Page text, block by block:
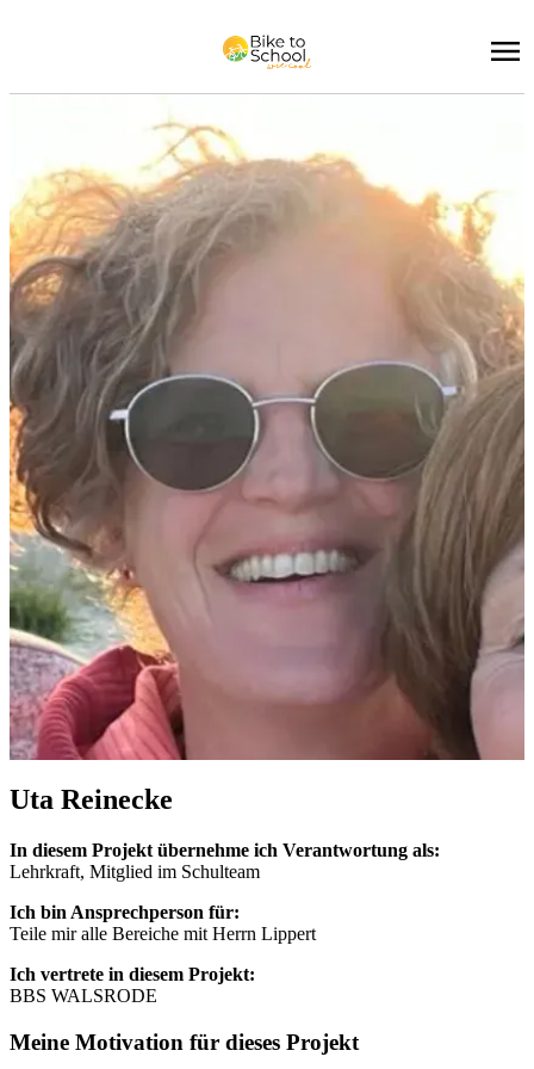
Uta Rei­ne­cke
In die­sem Pro­jekt über­neh­me ich Ver­ant­wor­tung als:
Lehr­kraft, Mit­glied im Schul­team
Ich bin An­sprech­per­son für:
Tei­le mir alle Be­rei­che mit Herrn Lip­pert
Ich ver­tre­te in die­sem Pro­jekt:
BBS WALS­RO­DE
Mei­ne Mo­ti­va­ti­on für die­ses Pro­jekt